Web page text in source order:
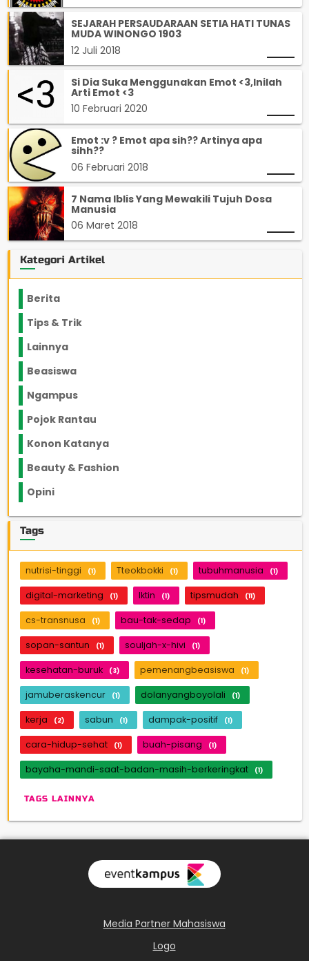
SEJARAH PERSAUDARAAN SETIA HATI TUNAS
MUDA WINONGO 1903
12 Juli 2018
Si Dia Suka Menggunakan Emot <3,Inilah
Arti Emot <3
10 Februari 2020
Emot :v ? Emot apa sih?? Artinya apa
sihh??
06 Februari 2018
7 Nama Iblis Yang Mewakili Tujuh Dosa
Manusia
06 Maret 2018
Kategori Artikel
Berita
Tips & Trik
Lainnya
Beasiswa
Ngampus
Pojok Rantau
Konon Katanya
Beauty & Fashion
Opini
Tags
nutrisi-tinggi (1) Tteokbokki (1) tubuhmanusia (1)
digital-marketing (1) lktin (1) tipsmudah (11)
cs-transnusa (1) bau-tak-sedap (1)
sopan-santun (1) souljah-x-hivi (1)
kesehatan-buruk (3) pemenangbeasiswa (1)
jamuberaskencur (1) dolanyangboyolali (1)
kerja (2) sabun (1) dampak-positif (1)
cara-hidup-sehat (1) buah-pisang (1)
bayaha-mandi-saat-badan-masih-berkeringkat (1)
TAGS LAINNYA
Media Partner Mahasiswa
Logo